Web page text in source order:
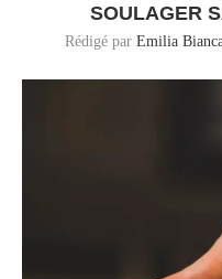
SOULAGER
Rédigé par Emilia